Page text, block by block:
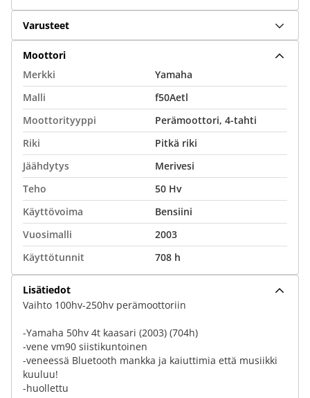
Varusteet
Moottori
Merkki
Yamaha
Malli
f50Aetl
Moottorityyppi
Perämoottori, 4-tahti
Riki
Pitkä riki
Jäähdytys
Merivesi
Teho
50 Hv
Käyttövoima
Bensiini
Vuosimalli
2003
Käyttötunnit
708 h
Lisätiedot
Vaihto 100hv-250hv perämoottoriin
-Yamaha 50hv 4t kaasari (2003) (704h)
-vene vm90 siistikuntoinen
-veneessä Bluetooth mankka ja kaiuttimia että musiikki
kuuluu!
-huollettu